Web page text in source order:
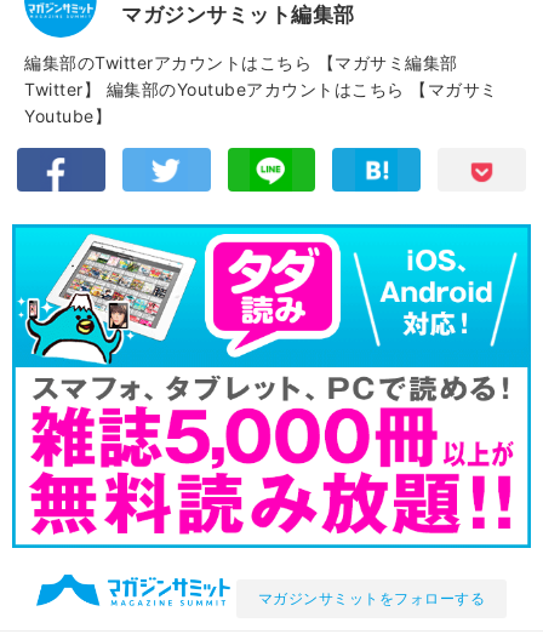
マガジンサミット編集部
編集部のTwitterアカウントはこちら
【マガサミ編集部
Twitter】
編集部のYoutubeアカウントはこちら
【マガサミ
Youtube】
マガジンサミットをフォローする